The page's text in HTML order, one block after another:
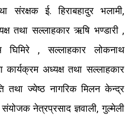
संरक्षक ई.हिराबहादुर भलामी,
तथासल्लाहकार ऋषि भण्डारी,
घिमिरे ,सल्लाहकार
लोकनाथ
कार्यक्रम अध्यक्ष तथासल्लाहकार
तथा ज्येष्ठ नागरिक मिलन केन्द्र
संयोजक नेत्रप्रसाद ज्ञवाली,गुल्मेली